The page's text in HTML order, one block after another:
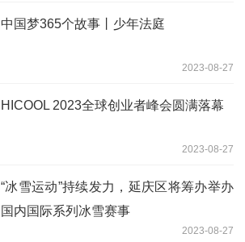
中国梦365个故事丨少年法庭
2023-08-27
HICOOL 2023全球创业者峰会圆满落幕
2023-08-27
“冰雪运动”持续发力，延庆区将筹办举办
国内国际系列冰雪赛事
2023-08-27